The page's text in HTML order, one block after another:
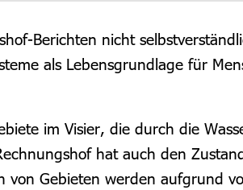
Berichten nicht
als Lebensgrundlage für
im Visier, die durch die
hat auch den
Gebieten werden aufgrund